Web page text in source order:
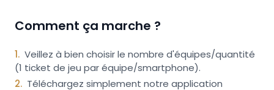
Comment ça marche ?
1. Veillez à bien choisir le nombre d'équipes/quantité
(1 ticket de jeu par équipe/smartphone).
2. Téléchargez simplement notre application